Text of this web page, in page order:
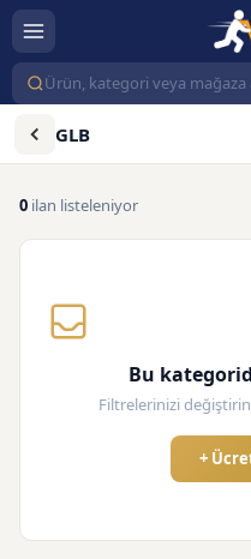
GLB
0 ilan listeleniyor
Bu
Filtrelerinizi
+